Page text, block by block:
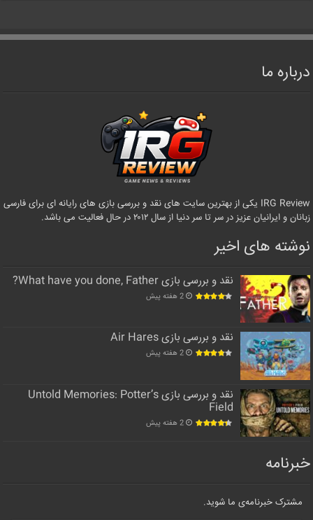
درباره ما
IRG Review یکی از بهترین سایت های نقد و بررسی بازی های رایانه ای برای فارسی
زبانان و ایرانیان عزیز در سر تا سر دنیا از سال ۲۰۱۲ در حال فعالیت می باشد.
نوشته های اخیر
نقد و بررسی بازی What have you done, Father?
2 هفته پیش
نقد و بررسی بازی Air Hares
2 هفته پیش
نقد و بررسی بازی Untold Memories: Potter’s
Field
2 هفته پیش
خبرنامه
مشترک خبرنامه‌ی ما شوید.